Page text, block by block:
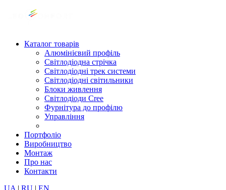
Каталог товарів
Алюмінієвий профіль
Світлодіодна стрічка
Світлодіодні трек системи
Світлодіодні світильники
Блоки живлення
Світлодіоди Cree
Фурнітура до профілю
Управління
Портфоліо
Виробництво
Монтаж
Про нас
Контакти
UA | RU | EN